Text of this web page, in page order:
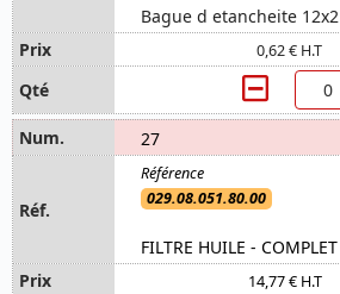
Bague d etancheite 12x2
0,62 € H.T
27
029.08.051.80.00
FILTRE HUILE - COMPLET
14,77 € H.T